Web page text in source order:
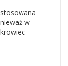
w